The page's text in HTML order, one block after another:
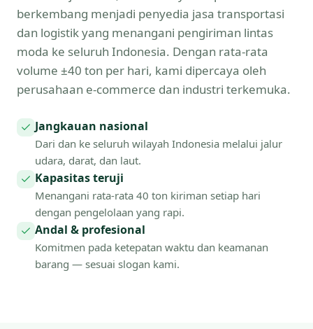
berkembang menjadi penyedia jasa transportasi
dan logistik yang menangani pengiriman lintas
moda ke seluruh Indonesia. Dengan rata-rata
volume ±40 ton per hari, kami dipercaya oleh
perusahaan e-commerce dan industri terkemuka.
Jangkauan nasional
Dari dan ke seluruh wilayah Indonesia melalui jalur
udara, darat, dan laut.
Kapasitas teruji
Menangani rata-rata 40 ton kiriman setiap hari
dengan pengelolaan yang rapi.
Andal & profesional
Komitmen pada ketepatan waktu dan keamanan
barang — sesuai slogan kami.